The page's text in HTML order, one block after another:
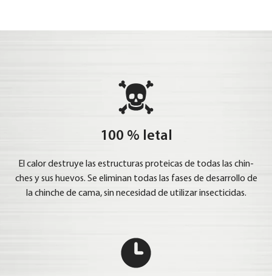
100 % letal
El calor destruye las estruc­tu­ras prot­e­i­cas de todas las chin­
ches y sus hue­vos. Se eli­mi­nan todas las fases de des­ar­rol­lo de
la chin­che de cama, sin nece­si­dad de uti­li­zar insec­ti­ci­das.